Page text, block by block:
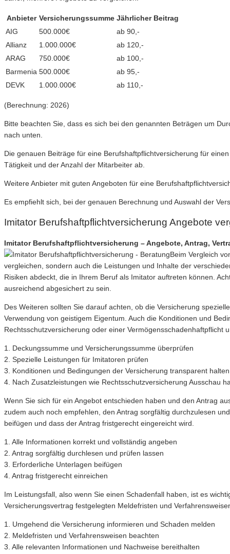
Anbieter Versicherungssumme Jährlicher Beitrag
AIG
500.000€
ab 90,-
Allianz
1.000.000€
ab 120,-
ARAG
750.000€
ab 100,-
Barmenia 500.000€
ab 95,-
DEVK
1.000.000€ ab 110,-
(Berechnung: 2026)
Bitte beachten Sie, dass es sich bei den genannten Beträgen um
nach unten.
Die genauen Beiträge für eine Berufshaftpflichtversicherung für
Tätigkeit und der Anzahl der Mitarbeiter ab.
Weitere Anbieter mit guten Angeboten für eine
Es empfiehlt sich, bei der genauen Berechnung und Auswahl der
Imitator Berufshaftpflichtversicherung Angebote
Imitator Berufshaftpflichtversicherung – Angebote, Antrag,
Beim Vergleich
vergleichen, sondern auch die Leistungen und Inhalte der
Risiken abdeckt, die in Ihrem Beruf als Imitator auftreten können.
ausreichend abgesichert zu sein.
Des Weiteren sollten Sie darauf achten, ob die Versicherung
Verwendung von geistigem Eigentum. Auch die Konditionen und
Rechtsschutzversicherung oder einer Vermögensschadenhaftpflicht
1. Deckungssumme und Versicherungssumme überprüfen
2. Spezielle Leistungen für Imitatoren prüfen
3. Konditionen und Bedingungen der Versicherung transparent halten
4. Nach Zusatzleistungen wie Rechtsschutzversicherung Ausschau
Wenn Sie sich für ein Angebot entschieden haben und den Antrag
zudem auch noch empfehlen, den Antrag sorgfältig durchzulesen
beifügen und dass der Antrag fristgerecht eingereicht wird.
1. Alle Informationen korrekt und vollständig angeben
2. Antrag sorgfältig durchlesen und prüfen lassen
3. Erforderliche Unterlagen beifügen
4. Antrag fristgerecht einreichen
Im Leistungsfall, also wenn Sie einen Schadenfall haben, ist es
Versicherungsvertrag festgelegten Meldefristen und
1. Umgehend die Versicherung informieren und Schaden melden
2. Meldefristen und Verfahrensweisen beachten
3. Alle relevanten Informationen und Nachweise bereithalten